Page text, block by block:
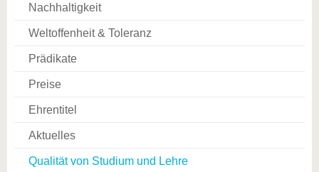
Nachhaltigkeit
Weltoffenheit & Toleranz
Prädikate
Preise
Ehrentitel
Aktuelles
Qualität von Studium und Lehre